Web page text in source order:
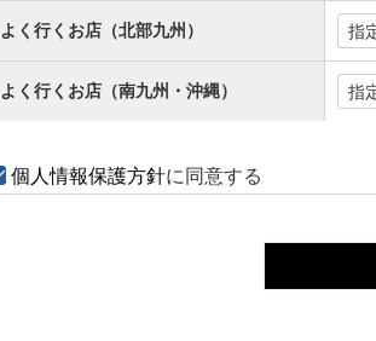
よく行くお店（北部九州）
よく行くお店（南九州・沖縄）
個人情報保護方針に同意する